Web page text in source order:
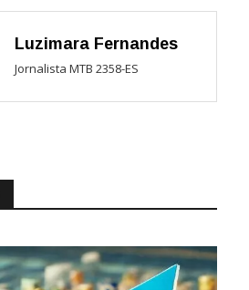
Luzimara Fernandes
Jornalista MTB 2358-ES